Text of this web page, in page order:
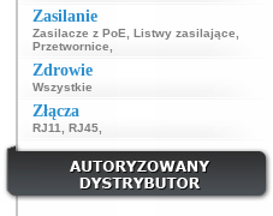
Zasilanie
Zasilacze z PoE Listwy zasilające
Przetwornice
Zdrowie
Wszystkie
Złącza
RJ11 RJ45